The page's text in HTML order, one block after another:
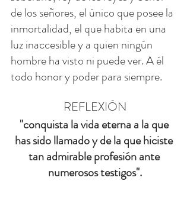
de los señores, el único que posee la
inmortalidad, el que habita en una
luz inaccesible y a quien ningún
hombre ha visto ni puede ver. A él
todo honor y poder para siempre.
REFLEXIÓN
"conquista la vida eterna a la que
has sido llamado y de la que hiciste
tan admirable profesión ante
numerosos testigos".